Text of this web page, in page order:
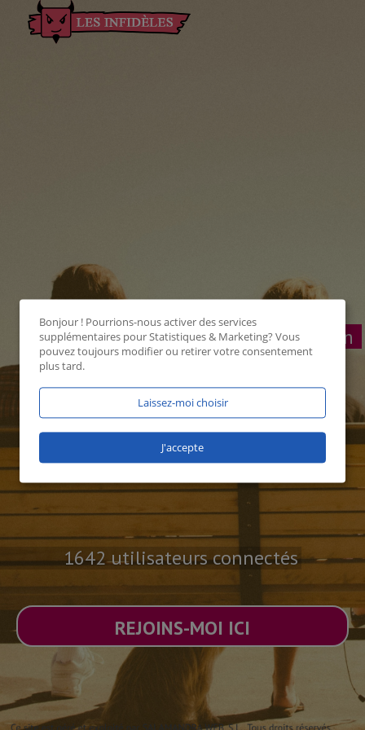
Connexion
1642 utilisateurs connectés
REJOINS-MOI ICI
Bonjour ! Pourrions-nous activer des services
supplémentaires pourStatistiques & Marketing? Vous
pouvez toujours modifier ou retirer votre consentement
plus tard.
Laissez-moi choisir
J'accepte